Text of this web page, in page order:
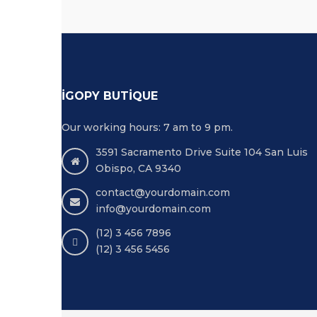
İGOPY BUTIQUE
Our working hours: 7 am to 9 pm.
3591 Sacramento Drive Suite 104 San Luis
Obispo, CA 9340
contact@yourdomain.com
info@yourdomain.com
(12) 3 456 7896
(12) 3 456 5456